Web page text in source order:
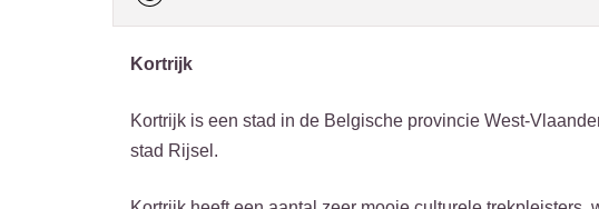
Kortrijk
Kortrijk is een stad in de Belgische provincie West-
stad Rijsel.